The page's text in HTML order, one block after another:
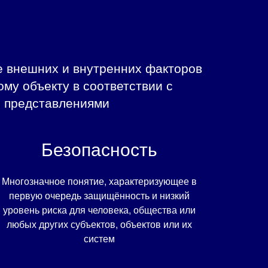
внешних и внутренних факторов
объекту в соответствии с
Безопасность
Многозначное понятие, характеризующее в
первую очередь защищённость и низкий
уровень риска для человека, общества или
любых других субъектов, объектов или их
систем